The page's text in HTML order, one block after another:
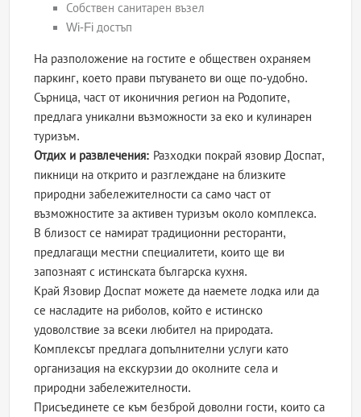
Собствен санитарен възел
Wi-Fi достъп
На разположение на гостите е обществен охраняем
паркинг, което прави пътуването ви още по-удобно.
Сърница, част от иконичния регион на Родопите,
предлага уникални възможности за еко и кулинарен
туризъм.
Отдих и развлечения: Разходки покрай язовир Доспат,
пикници на открито и разглеждане на близките
природни забележителности са само част от
възможностите за активен туризъм около комплекса.
В близост се намират традиционни ресторанти,
предлагащи местни специалитети, които ще ви
запознаят с истинската българска кухня.
Край Язовир Доспат можете да наемете лодка или да
се насладите на риболов, който е истинско
удоволствие за всеки любител на природата.
Комплексът предлага допълнителни услуги като
организация на екскурзии до околните села и
природни забележителности.
Присъединете се към безброй доволни гости, които са